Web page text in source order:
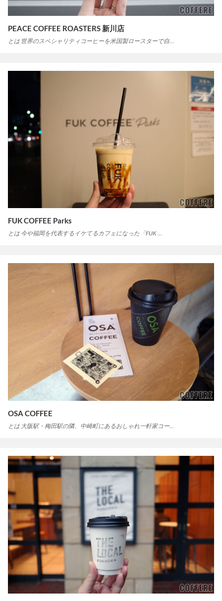
PEACE COFFEE ROASTERS 新川店
とは 世界のスペシャリティコーヒーを米国製ロースターで自…
FUK COFFEE Parks
とは 今や福岡を代表するイケてるカフェになった「FUK …
OSA COFFEE
とは 大阪駅・梅田駅の隣、中崎町にあるおしゃれ一軒家コー…